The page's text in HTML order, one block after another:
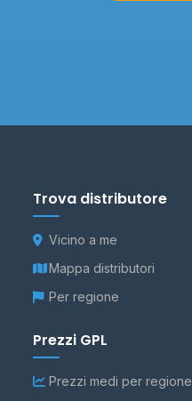
Trova distributore
Vicino a me
Mappa distributori
Per regione
Prezzi GPL
Prezzi medi per regione